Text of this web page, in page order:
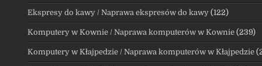
Ekspresy do kawy / Naprawa ekspresów do kawy (122)
Komputery w Kownie / Naprawa komputerów w Kownie (239)
Komputery w Kłajpedzie / Naprawa komputerów w Kłajpedzie